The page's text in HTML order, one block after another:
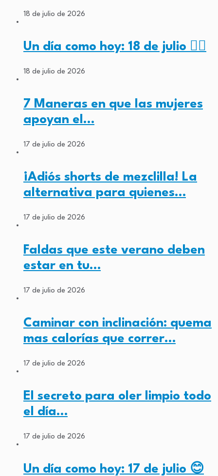
18 de julio de 2026
Un día como hoy: 18 de julio ✊🏾
18 de julio de 2026
7 Maneras en que las mujeres
apoyan el…
17 de julio de 2026
¡Adiós shorts de mezclilla! La
alternativa para quienes…
17 de julio de 2026
Faldas que este verano deben
estar en tu…
17 de julio de 2026
Caminar con inclinación: quema
mas calorías que correr…
17 de julio de 2026
El secreto para oler limpio todo
el día…
17 de julio de 2026
Un día como hoy: 17 de julio 😊